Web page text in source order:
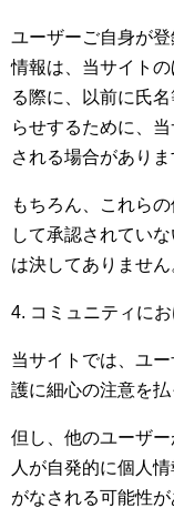
ユーザーご自身が
情報は、当サイト
る際に、以前に氏
らせするために、
される場合がありま
もちろん、これら
して承認されてい
は決してありません
4. コミュニティに
当サイトでは、ユ
護に細心の注意を払
但し、他のユーザ
人が自発的に個人
がなされる可能性